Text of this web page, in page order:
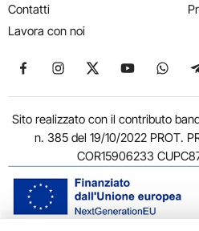
Contatti
Lavora con noi
Seguici su Facebook
Seguici su Instagram
Seguici su X
Seguici su
Sito realizzato con il contributo
n. 385 del 19/10/2022 PROT.
COR15906233